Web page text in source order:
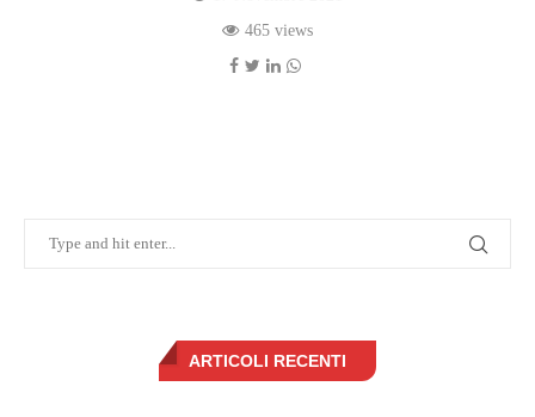
465 views
ARTICOLI RECENTI